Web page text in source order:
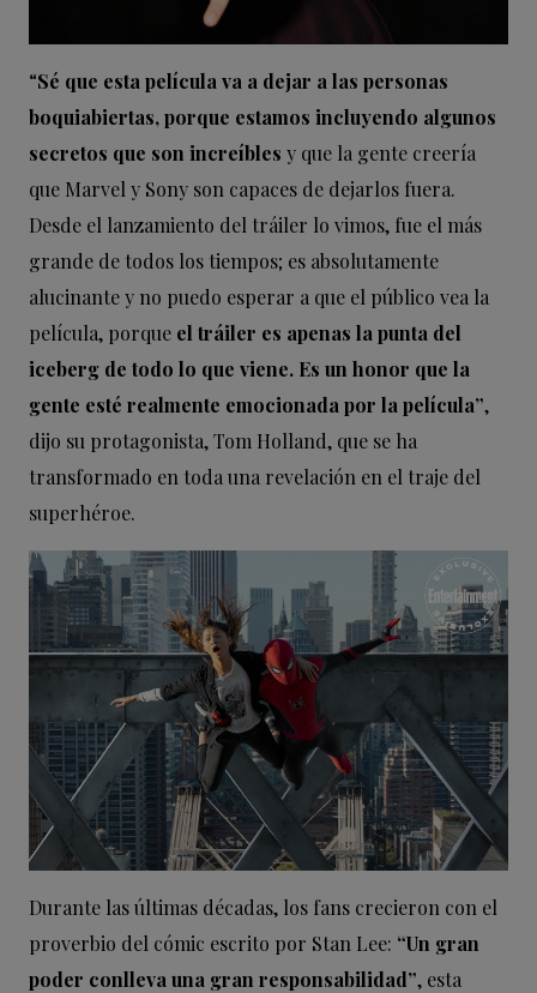
“Sé que esta película va a dejar a las personas
boquiabiertas, porque estamos incluyendo algunos
secretos que son increíbles y que la gente creería
que Marvel y Sony son capaces de dejarlos fuera.
Desde el lanzamiento del tráiler lo vimos, fue el más
grande de todos los tiempos; es absolutamente
alucinante y no puedo esperar a que el público vea la
película, porque el tráiler es apenas la punta del
iceberg de todo lo que viene. Es un honor que la
gente esté realmente emocionada por la película”,
dijo su protagonista, Tom Holland, que se ha
transformado en toda una revelación en el traje del
superhéroe.
Durante las últimas décadas, los fans crecieron con el
proverbio del cómic escrito por Stan Lee: “Un gran
poder conlleva una gran responsabilidad”, esta